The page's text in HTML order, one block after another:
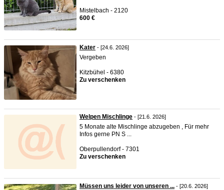
Mistelbach - 2120
600 €
Kater - [24.6. 2026]
Vergeben
Kitzbühel - 6380
Zu verschenken
Welpen Mischlinge - [21.6. 2026]
5 Monate alte Mischlinge abzugeben , Für mehr
Infos gerne PN S ...
Oberpullendorf - 7301
Zu verschenken
Müssen uns leider von unseren ... - [20.6. 2026]